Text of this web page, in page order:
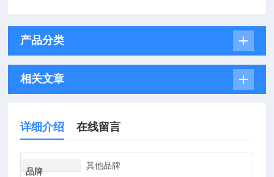
产品分类
相关文章
详细介绍 在线留言
品牌
其他品牌